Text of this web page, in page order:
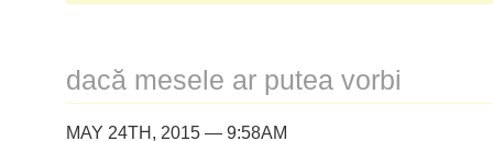
dacă mesele ar putea vorbi
MAY 24TH, 2015 — 9:58AM